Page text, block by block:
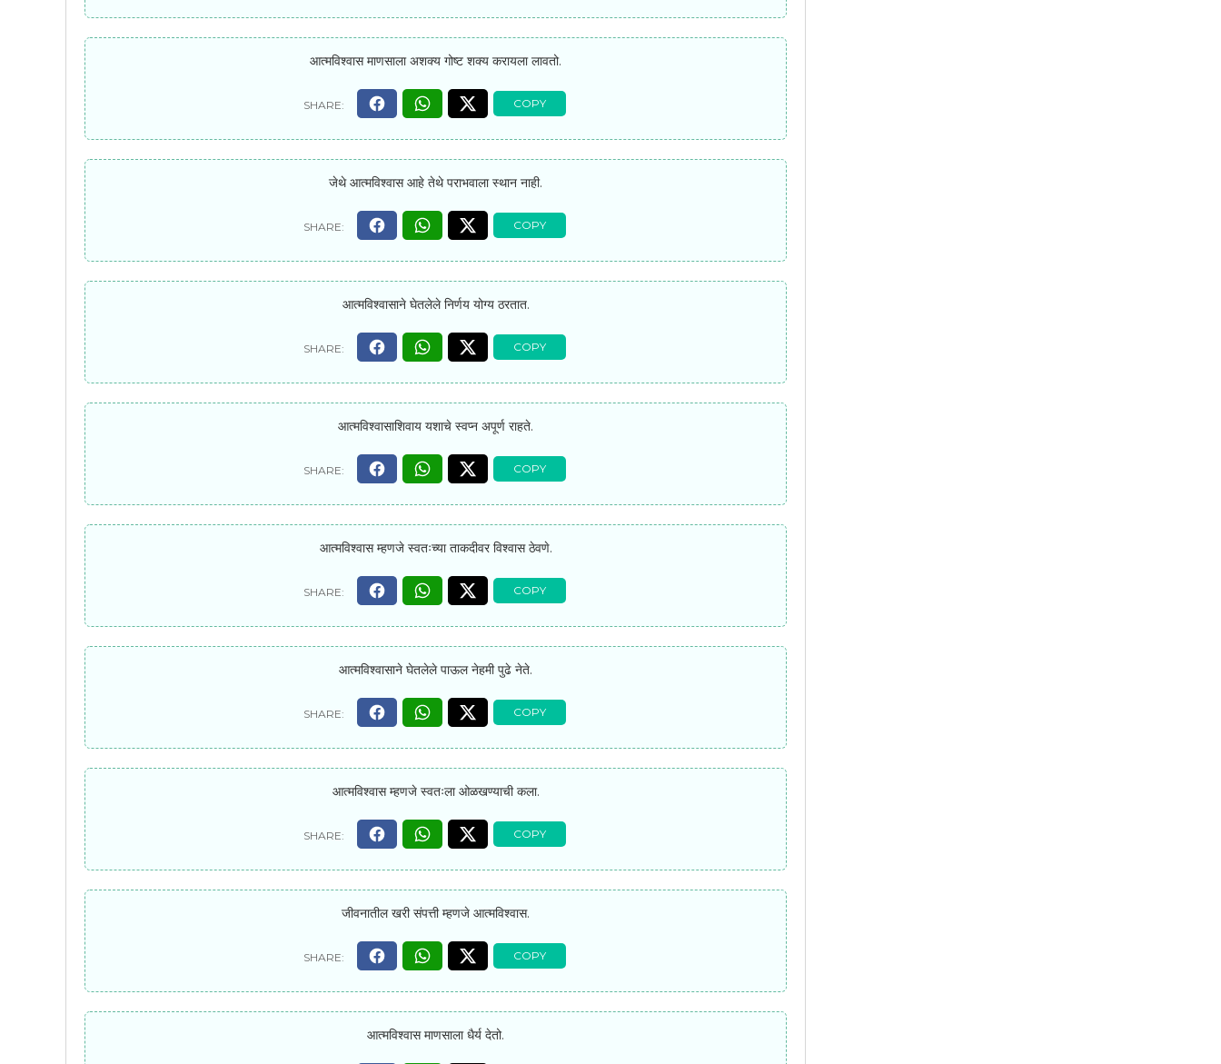
आत्मविश्वास माणसाला अशक्य गोष्ट शक्य करायला लावतो.
जेथे आत्मविश्वास आहे तेथे पराभवाला स्थान नाही.
आत्मविश्वासाने घेतलेले निर्णय योग्य ठरतात.
आत्मविश्वासाशिवाय यशाचे स्वप्न अपूर्ण राहते.
आत्मविश्वास म्हणजे स्वतःच्या ताकदीवर विश्वास ठेवणे.
आत्मविश्वासाने घेतलेले पाऊल नेहमी पुढे नेते.
आत्मविश्वास म्हणजे स्वतःला ओळखण्याची कला.
जीवनातील खरी संपत्ती म्हणजे आत्मविश्वास.
आत्मविश्वास माणसाला धैर्य देतो.